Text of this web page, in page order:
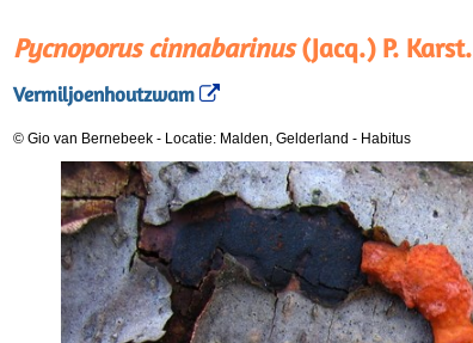
Pycnoporus cinnabarinus(Jacq.) P. Karst.
Vermiljoenhoutzwam
© Gio van Bernebeek - Locatie: Malden, Gelderland - Habitus